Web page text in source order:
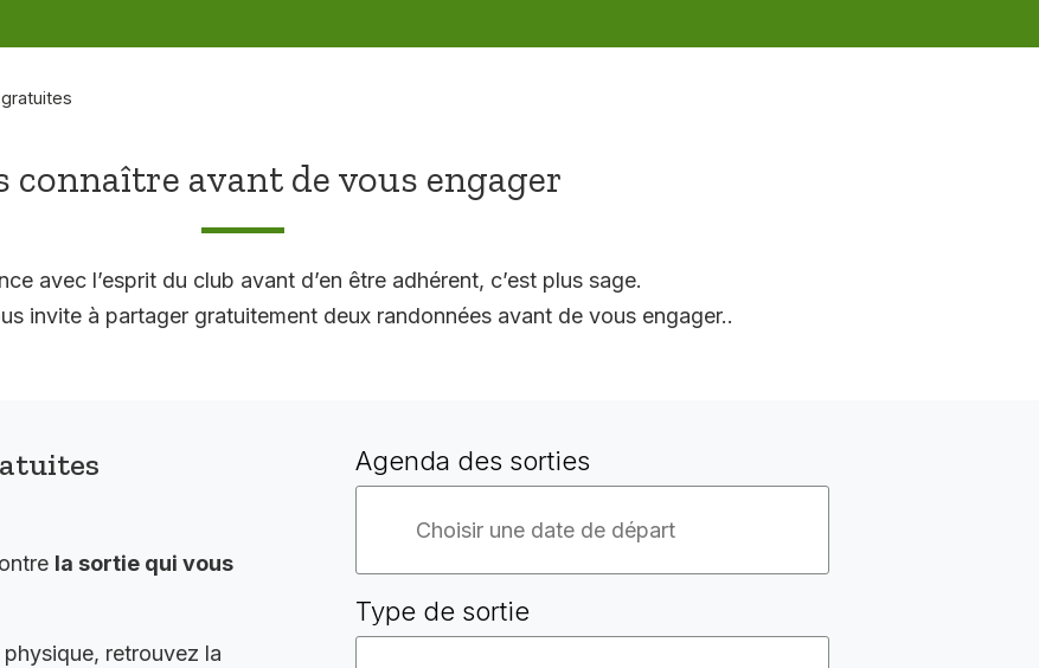
connaître avant de vous engager
avec l’esprit du club avant d’en être adhérent, c’est plus sage.
invite à partager gratuitement deux randonnées avant de vous engager..
la sortie qui vous
retrouvez la
Agenda des sorties
Type de sortie